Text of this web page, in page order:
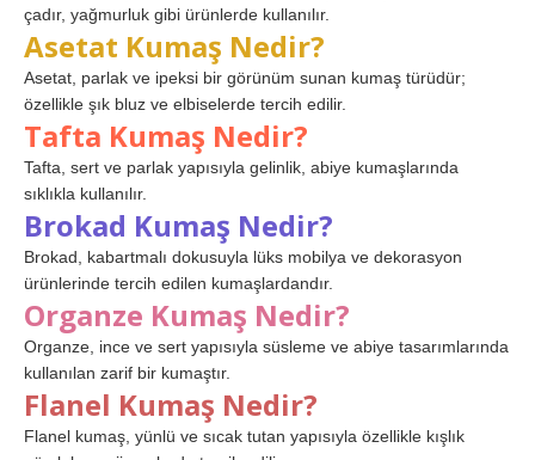
çadır, yağmurluk gibi ürünlerde kullanılır.
Asetat Kumaş Nedir?
Asetat, parlak ve ipeksi bir görünüm sunan kumaş türüdür;
özellikle şık bluz ve elbiselerde tercih edilir.
Tafta Kumaş Nedir?
Tafta, sert ve parlak yapısıyla gelinlik, abiye kumaşlarında
sıklıkla kullanılır.
Brokad Kumaş Nedir?
Brokad, kabartmalı dokusuyla lüks mobilya ve dekorasyon
ürünlerinde tercih edilen kumaşlardandır.
Organze Kumaş Nedir?
Organze, ince ve sert yapısıyla süsleme ve abiye tasarımlarında
kullanılan zarif bir kumaştır.
Flanel Kumaş Nedir?
Flanel kumaş, yünlü ve sıcak tutan yapısıyla özellikle kışlık